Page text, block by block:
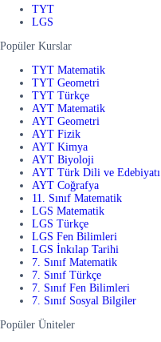
TYT
LGS
Popüler Kurslar
TYT Matematik
TYT Geometri
TYT Türkçe
AYT Matematik
AYT Geometri
AYT Fizik
AYT Kimya
AYT Biyoloji
AYT Türk Dili ve Edebiyatı
AYT Coğrafya
11. Sınıf Matematik
LGS Matematik
LGS Türkçe
LGS Fen Bilimleri
LGS İnkılap Tarihi
7. Sınıf Matematik
7. Sınıf Türkçe
7. Sınıf Fen Bilimleri
7. Sınıf Sosyal Bilgiler
Popüler Üniteler